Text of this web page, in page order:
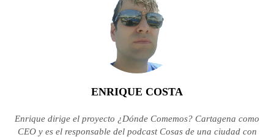
ENRIQUE COSTA
Enrique dirige el proyecto ¿Dónde Comemos? Cartagena como
CEO y es el responsable del podcast Cosas de una ciudad con